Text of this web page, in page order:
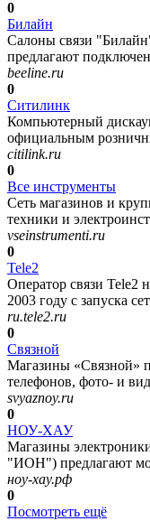
0
Билайн
Салоны связи
предлагают
beeline.ru
0
Ситилинк
Компьютерный
официальным
citilink.ru
0
Все инструменты
Сеть магазинов и
техники и
vseinstrumenti.ru
0
Tele2
Оператор связи Tele2
2003 году с запуска
ru.tele2.ru
0
Связной
Магазины «Связной»
телефонов, фото- и
svyaznoy.ru
0
НОУ-ХАУ
Магазины
"ИОН") предлагают
ноу-хау.рф
0
Посмотреть ещё